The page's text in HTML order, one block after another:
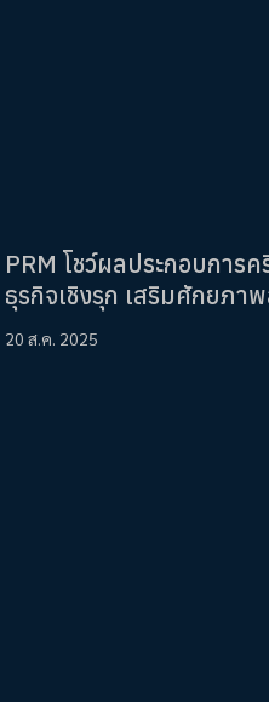
PRM โชว์ผลประกอบการ
ธุรกิจเชิงรุก เสริมศักยภา
20 ส.ค. 2025